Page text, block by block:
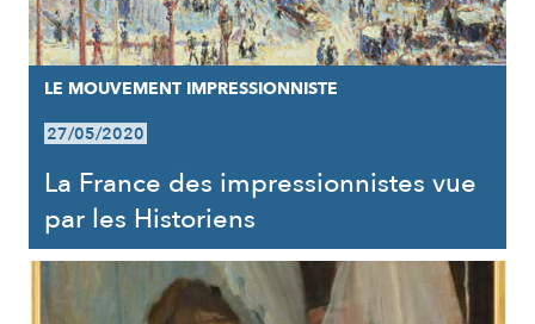
LE MOUVEMENT IMPRESSIONNISTE
27/05/2020
La France des impressionnistes vue
par les Historiens